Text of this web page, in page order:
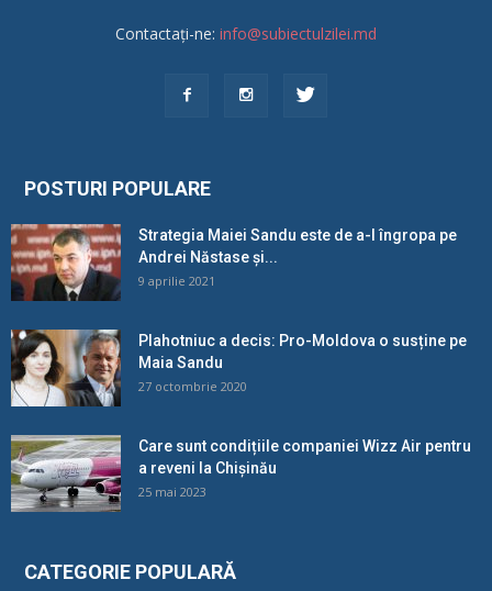
Contactați-ne: info@subiectulzilei.md
POSTURI POPULARE
Strategia Maiei Sandu este de a-l îngropa pe
Andrei Năstase și...
9 aprilie 2021
Plahotniuc a decis: Pro-Moldova o susține pe
Maia Sandu
27 octombrie 2020
Care sunt condițiile companiei Wizz Air pentru
a reveni la Chișinău
25 mai 2023
CATEGORIE POPULARĂ